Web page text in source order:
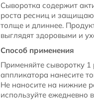
Сыворотка содержит
роста ресниц и
толще и длиннее.
выглядят здоровыми и
Способ применения
Применяйте сыворотку
аппликатора нанесите
Не наносите на нижние
используйте ежедневно